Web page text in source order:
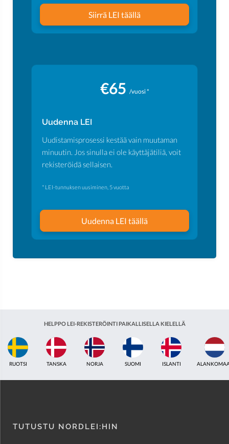
Siirrä LEI täällä
€65 /vuosi *
Uudenna LEI
Uudistamisprosessi kestää vain muutaman
minuutin. Jos sinulla ei ole käyttäjätiliä, voit
rekisteröidä sellaisen.
* LEI-tunnuksen uusiminen, 5 vuotta
Uudenna LEI täällä
HELPPO LEI-REKISTERÖINTI PAIKALLISELLA KIELELLÄ
ISLANTI ALANKOMAAT YHDISTYNYT KUNINGASKUNTA INTIA VIRO
TUTUSTU NORDLEI:HIN